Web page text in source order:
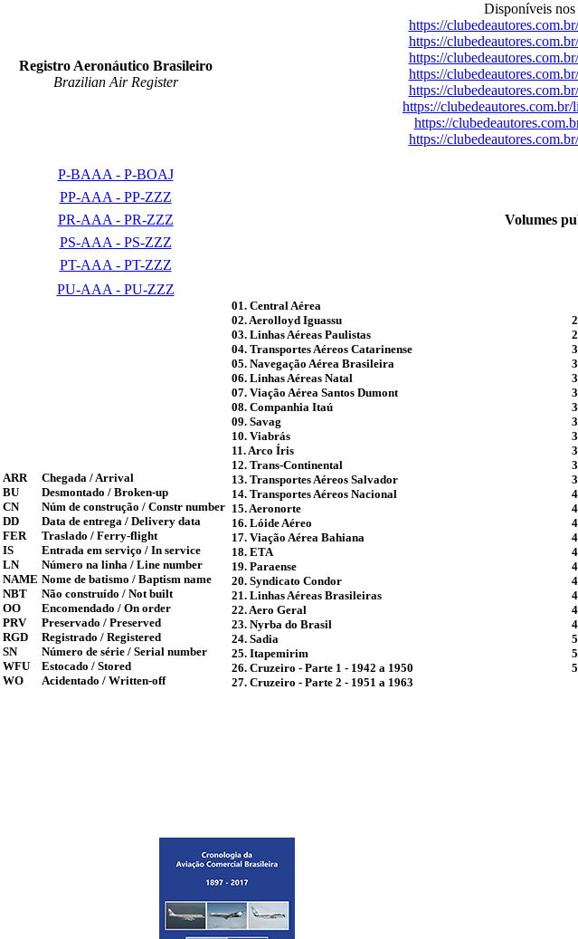
Registro Aeronáutico Brasileiro
Brazilian Air Register
Disponíveis
https://
https://
https://
https://
https://
https://
https://
https://
P-BAAA - P-BOAJ
Volumes
PP-AAA - PP-ZZZ
PR-AAA - PR-ZZZ
PS-AAA - PS-ZZZ
PT-AAA - PT-ZZZ
PU-AAA - PU-ZZZ
01. Central Aérea
02. Aerolloyd Iguassu
03. Linhas Aéreas Paulistas
04. Transportes Aéreos Catarinense
05. Navegação Aérea Brasileira
06. Linhas Aéreas Natal
07. Viação Aérea Santos Dumont
08. Companhia Itaú
09. Savag
10. Viabrás
11. Arco Íris
12. Trans-Continental
13. Transportes Aéreos Salvador
14. Transportes Aéreos Nacional
15. Aeronorte
16. Lóide Aéreo
17. Viação Aérea Bahiana
18. ETA
19. Paraense
20. Syndicato Condor
21. Linhas Aéreas Brasileiras
22. Aero Geral
23. Nyrba do Brasil
24. Sadia
25. Itapemirim
26. Cruzeiro - Parte 1 - 1942 a 1950
27. Cruzeiro - Parte 2 - 1951 a 1963
ARR
BU
CN
DD
FER
IS
LN
NAME
NBT
OO
PRV
RGD
SN
WFU
WO
Chegada / Arrival
Desmontado / Broken-up
Núm de construção / Constr number
Data de entrega / Delivery data
Traslado / Ferry-flight
Entrada em serviço / In service
Número na linha / Line number
Nome de batismo / Baptism name
Não construído / Not built
Encomendado / On order
Preservado / Preserved
Registrado / Registered
Número de série / Serial number
Estocado / Stored
Acidentado / Written-off